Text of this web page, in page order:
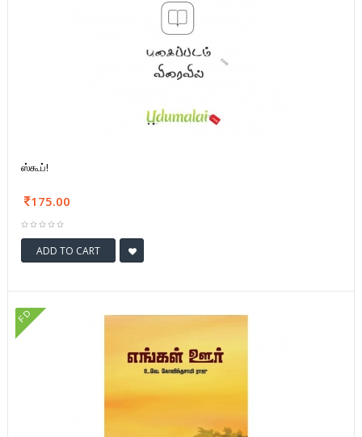
ஸ்கூப்!
175.00
ADD TO CART
FD